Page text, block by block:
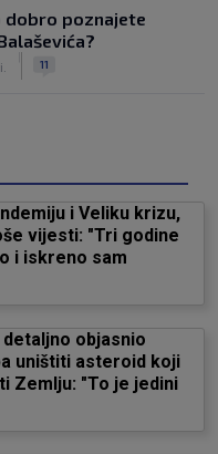
dobro poznajete
11
i Veliku krizu,
vijesti: "Tri godine
i iskreno sam
objasnio
uništiti asteroid koji
Zemlju: "To je jedini